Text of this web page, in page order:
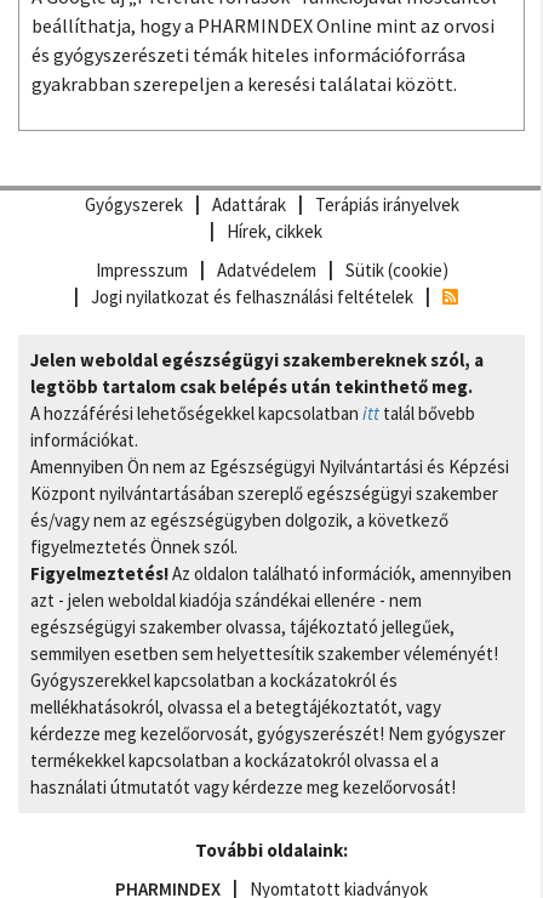
beállíthatja, hogy a PHARMINDEX Online mint az orvosi
és gyógyszerészeti témák hiteles információforrása
gyakrabban szerepeljen a keresési találatai között.
Gyógyszerek Adattárak
Terápiás irányelvek
Hírek, cikkek
Impresszum
Adatvédelem
Sütik (cookie)
Jogi nyilatkozat és felhasználási feltételek
Jelen weboldal egészségügyi szakembereknek szól, a
legtöbb tartalom csak belépés után tekinthető meg.
A hozzáférési lehetőségekkel kapcsolatban itt talál bővebb
információkat.
Amennyiben Ön nem az Egészségügyi Nyilvántartási és Képzési
Központ nyilvántartásában szereplő egészségügyi szakember
és/vagy nem az egészségügyben dolgozik, a következő
figyelmeztetés Önnek szól.
Figyelmeztetés!Az oldalon található információk, amennyiben
azt - jelen weboldal kiadója szándékai ellenére - nem
egészségügyi szakember olvassa, tájékoztató jellegűek,
semmilyen esetben sem helyettesítik szakember véleményét!
Gyógyszerekkel kapcsolatban a kockázatokról és
mellékhatásokról, olvassa el a betegtájékoztatót, vagy
kérdezze meg kezelőorvosát, gyógyszerészét! Nem gyógyszer
termékekkel kapcsolatban a kockázatokról olvassa el a
használati útmutatót vagy kérdezze meg kezelőorvosát!
További oldalaink:
PHARMINDEX
Nyomtatott kiadványok